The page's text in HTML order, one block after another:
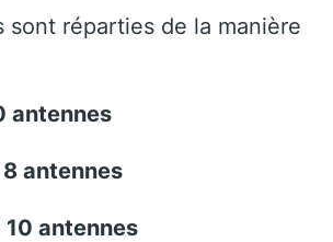
sont réparties de la manière
antennes
antennes
10 antennes